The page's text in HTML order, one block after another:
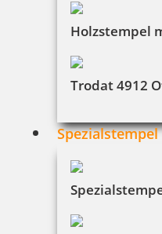
Holzstempel
Trodat 4912
Spezialstempel